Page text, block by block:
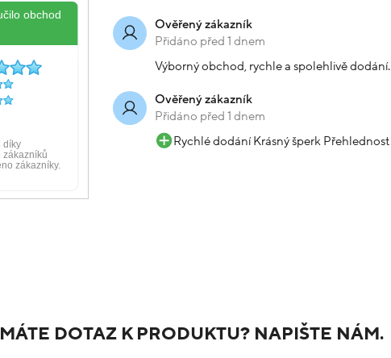
Ověřený zákazník
Přidáno před 1 dnem
Výborný obchod, rychle a spolehlivě dodání.
Ověřený zákazník
Přidáno před 1 dnem
Rychlé dodání Krásný šperk Přehlednost
MÁTE DOTAZ K PRODUKTU? NAPIŠTE NÁM.